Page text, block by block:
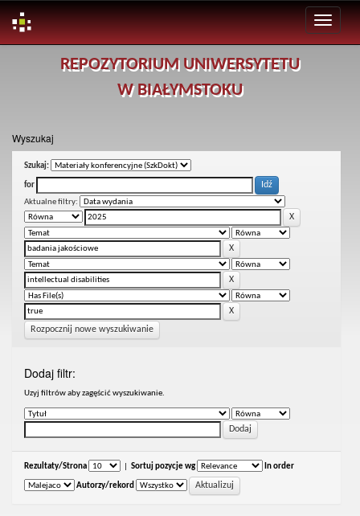
REPOZYTORIUM UNIWERSYTETU
W BIAŁYMSTOKU
Wyszukaj
Szukaj:
for
Aktualne filtry:
Rozpocznij nowe wyszukiwanie
Dodaj filtr:
Uzyj filtrów aby zagęścić wyszukiwanie.
Rezultaty/Strona Sortuj pozycje wg In order
Autorzy/rekord